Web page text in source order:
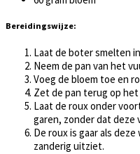
Bereidingswijze:
Laat de boter smelten
Neem de pan van het
Voeg de bloem toe en
Zet de pan terug op het
Laat de roux onder
garen, zonder dat deze
De roux is gaar als
zanderig uitziet.